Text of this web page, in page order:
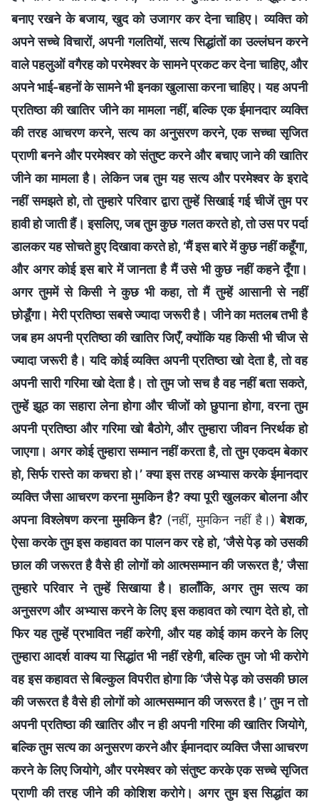
बनाए रखने के बजाय, खुद को उजागर कर देना चाहिए। व्यक्ति को
अपने सच्चे विचारों, अपनी गलतियों, सत्य सिद्धांतों का उल्लंघन करने
वाले पहलुओं वगैरह को परमेश्वर के सामने प्रकट कर देना चाहिए, और
अपने भाई-बहनों के सामने भी इनका खुलासा करना चाहिए। यह अपनी
प्रतिष्ठा की खातिर जीने का मामला नहीं, बल्कि एक ईमानदार व्यक्ति
की तरह आचरण करने, सत्य का अनुसरण करने, एक सच्चा सृजित
प्राणी बनने और परमेश्वर को संतुष्ट करने और बचाए जाने की खातिर
जीने का मामला है। लेकिन जब तुम यह सत्य और परमेश्वर के इरादे
नहीं समझते हो, तो तुम्हारे परिवार द्वारा तुम्हें सिखाई गई चीजें तुम पर
हावी हो जाती हैं। इसलिए, जब तुम कुछ गलत करते हो, तो उस पर पर्दा
डालकर यह सोचते हुए दिखावा करते हो, ‘मैं इस बारे में कुछ नहीं कहूँगा,
और अगर कोई इस बारे में जानता है मैं उसे भी कुछ नहीं कहने दूँगा।
अगर तुममें से किसी ने कुछ भी कहा, तो मैं तुम्हें आसानी से नहीं
छोडूँगा। मेरी प्रतिष्ठा सबसे ज्यादा जरूरी है। जीने का मतलब तभी है
जब हम अपनी प्रतिष्ठा की खातिर जिएँ, क्योंकि यह किसी भी चीज से
ज्यादा जरूरी है। यदि कोई व्यक्ति अपनी प्रतिष्ठा खो देता है, तो वह
अपनी सारी गरिमा खो देता है। तो तुम जो सच है वह नहीं बता सकते,
तुम्हें झूठ का सहारा लेना होगा और चीजों को छुपाना होगा, वरना तुम
अपनी प्रतिष्ठा और गरिमा खो बैठोगे, और तुम्हारा जीवन निरर्थक हो
जाएगा। अगर कोई तुम्हारा सम्मान नहीं करता है, तो तुम एकदम बेकार
हो, सिर्फ रास्ते का कचरा हो।’ क्या इस तरह अभ्यास करके ईमानदार
व्यक्ति जैसा आचरण करना मुमकिन है? क्या पूरी खुलकर बोलना और
अपना विश्लेषण करना मुमकिन है? (नहीं, मुमकिन नहीं है।) बेशक,
ऐसा करके तुम इस कहावत का पालन कर रहे हो, ‘जैसे पेड़ को उसकी
छाल की जरूरत है वैसे ही लोगों को आत्मसम्मान की जरूरत है,’ जैसा
तुम्हारे परिवार ने तुम्हें सिखाया है। हालाँकि, अगर तुम सत्य का
अनुसरण और अभ्यास करने के लिए इस कहावत को त्याग देते हो, तो
फिर यह तुम्हें प्रभावित नहीं करेगी, और यह कोई काम करने के लिए
तुम्हारा आदर्श वाक्य या सिद्धांत भी नहीं रहेगी, बल्कि तुम जो भी करोगे
वह इस कहावत से बिल्कुल विपरीत होगा कि ‘जैसे पेड़ को उसकी छाल
की जरूरत है वैसे ही लोगों को आत्मसम्मान की जरूरत है।’ तुम न तो
अपनी प्रतिष्ठा की खातिर और न ही अपनी गरिमा की खातिर जियोगे,
बल्कि तुम सत्य का अनुसरण करने और ईमानदार व्यक्ति जैसा आचरण
करने के लिए जियोगे, और परमेश्वर को संतुष्ट करके एक सच्चे सृजित
प्राणी की तरह जीने की कोशिश करोगे। अगर तुम इस सिद्धांत का